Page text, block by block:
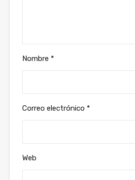
Nombre *
Correo electrónico *
Web